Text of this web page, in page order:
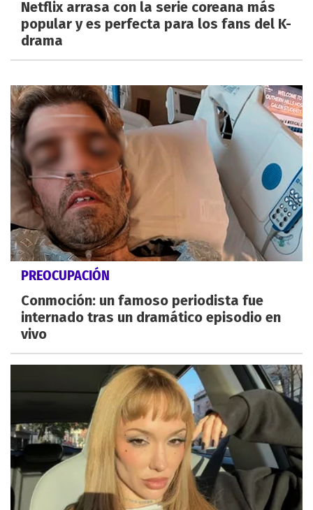
Netflix arrasa con la serie coreana más
popular y es perfecta para los fans del K-
drama
PREOCUPACIÓN
Conmoción: un famoso periodista fue
internado tras un dramático episodio en
vivo